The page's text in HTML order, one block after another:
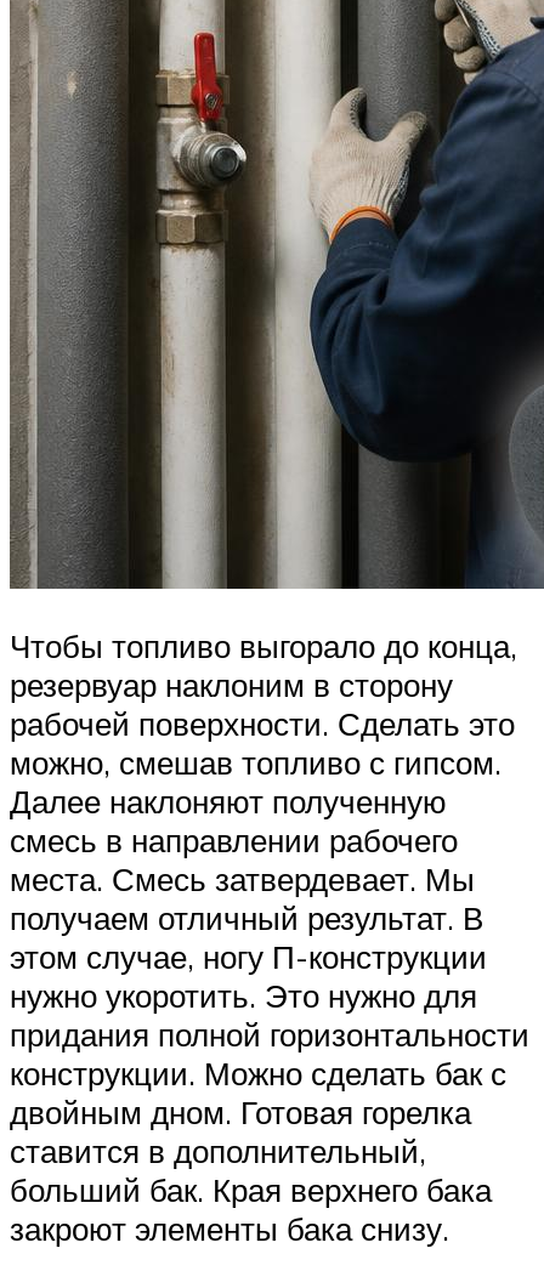
Чтобы топливо выгорало до конца,
резервуар наклоним в сторону
рабочей поверхности. Сделать это
можно, смешав топливо с гипсом.
Далее наклоняют полученную
смесь в направлении рабочего
места. Смесь затвердевает. Мы
получаем отличный результат. В
этом случае, ногу П-конструкции
нужно укоротить. Это нужно для
придания полной горизонтальности
конструкции. Можно сделать бак с
двойным дном. Готовая горелка
ставится в дополнительный,
больший бак. Края верхнего бака
закроют элементы бака снизу.